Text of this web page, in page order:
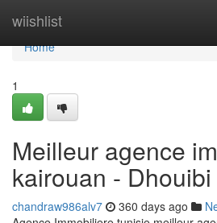
wiishlist
Home
Home
1
Meilleur agence
kairouan -
chandraw986alv7 360 days ago